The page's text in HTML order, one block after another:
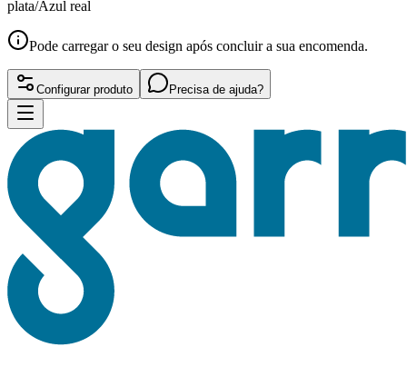
plata/Azul real
Pode carregar o seu design após concluir a sua encomenda.
Configurar produto Precisa de ajuda?